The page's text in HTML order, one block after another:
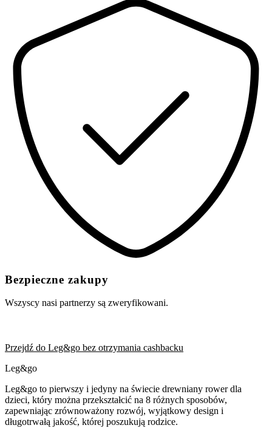
Bezpieczne zakupy
Wszyscy nasi partnerzy są zweryfikowani.
Przejdź do Leg&go bez otrzymania cashbacku
Leg&go
Leg&go to pierwszy i jedyny na świecie drewniany rower dla
dzieci, który można przekształcić na 8 różnych sposobów,
zapewniając zrównoważony rozwój, wyjątkowy design i
długotrwałą jakość, której poszukują rodzice.